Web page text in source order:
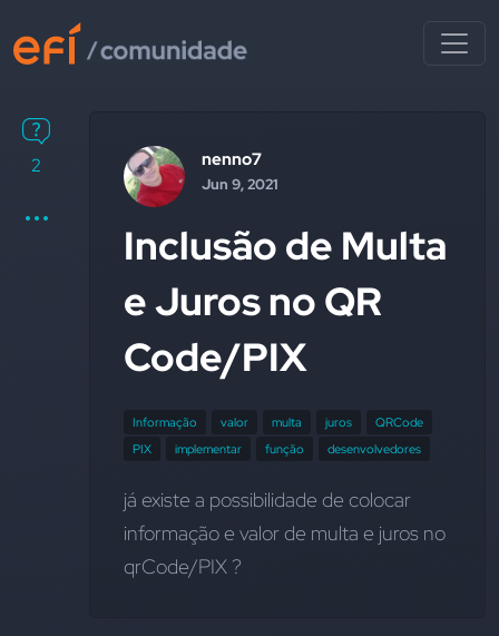
2 nenno7
Jun 9, 2021
Inclusão de Multa
e Juros no QR
Code/PIX
Informação valor multa juros
QRCode
PIX
implementar função desenvolvedores
já existe a possibilidade de colocar
informação e valor de multa e juros no
qrCode/PIX ?